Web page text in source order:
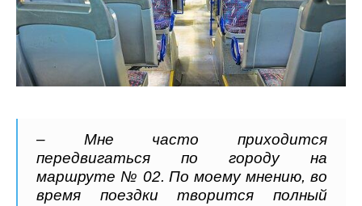
– Мне часто приходится
передвигаться по городу на
маршруте № 02. По моему мнению, во
время поездки творится полный